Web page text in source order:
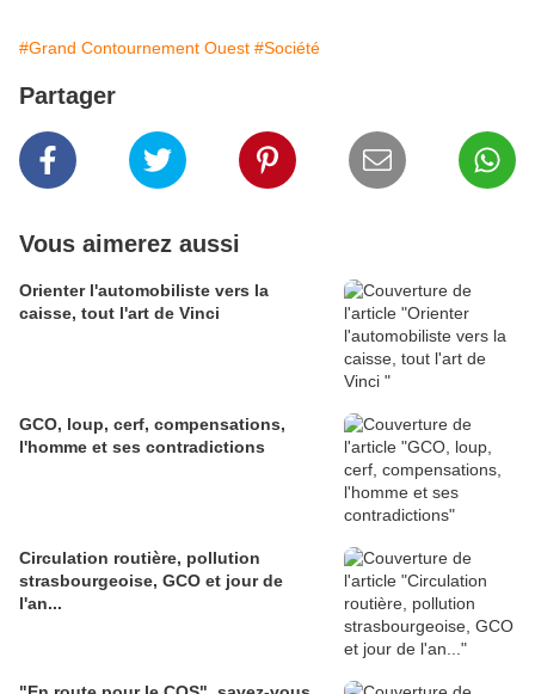
#Grand Contournement Ouest #Société
Partager
Vous aimerez aussi
Orienter l'automobiliste vers la
caisse, tout l'art de Vinci
GCO, loup, cerf, compensations,
l'homme et ses contradictions
Circulation routière, pollution
strasbourgeoise, GCO et jour de
l'an...